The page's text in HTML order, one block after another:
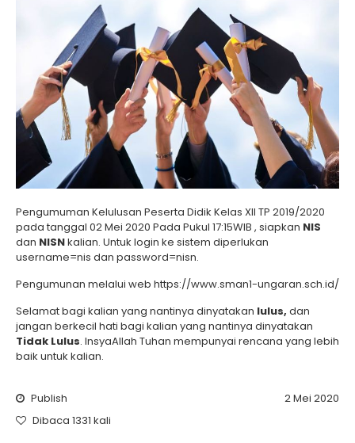
Pengumuman Kelulusan Peserta Didik Kelas XII TP 2019/2020
pada tanggal 02 Mei 2020 Pada Pukul 17:15WIB , siapkan NIS
dan NISNkalian. Untuk login ke sistem diperlukan
username=nis dan password=nisn.
Pengumunan melalui web https://www.sman1-ungaran.sch.id/
Selamat bagi kalian yang nantinya dinyatakan lulus, dan
jangan berkecil hati bagi kalian yang nantinya dinyatakan
Tidak Lulus. InsyaAllah Tuhan mempunyai rencana yang lebih
baik untuk kalian.
Publish
2 Mei 2020
Dibaca 1331 kali